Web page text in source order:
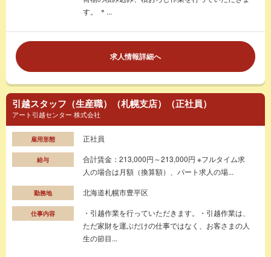
す。 ＊...
求人情報詳細へ
引越スタッフ（生産職）（札幌支店）（正社員）
アート引越センター 株式会社
雇用形態 正社員
給与
合計賃金：213,000円～213,000円 ※フルタイム求
人の場合は月額（換算額）、パート求人の場...
勤務地 北海道札幌市豊平区
仕事内容
・引越作業を行っていただきます。・引越作業は、
ただ家財を運ぶだけの仕事ではなく、お客さまの人
生の節目...